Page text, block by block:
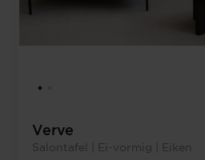
Verve
Salontafel | Ei-vormig | Eiken